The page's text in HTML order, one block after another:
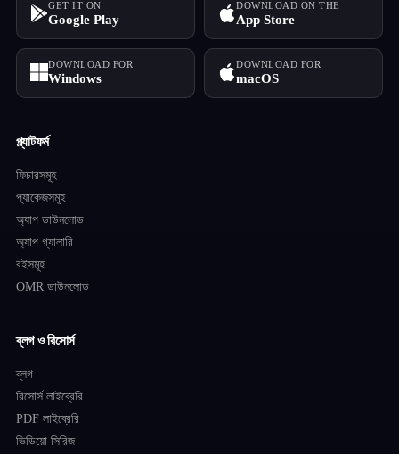
GET IT ON
Google Play
DOWNLOAD ON THE
App Store
DOWNLOAD FOR
Windows
DOWNLOAD FOR
macOS
প্ল্যাটফর্ম
ফিচারসমূহ
প্যাকেজসমূহ
অ্যাপ ডাউনলোড
অ্যাপ গ্যালারি
বইসমূহ
OMR ডাউনলোড
ব্লগ ও রিসোর্স
ব্লগ
রিসোর্স লাইব্রেরি
PDF লাইব্রেরি
ভিডিয়ো সিরিজ